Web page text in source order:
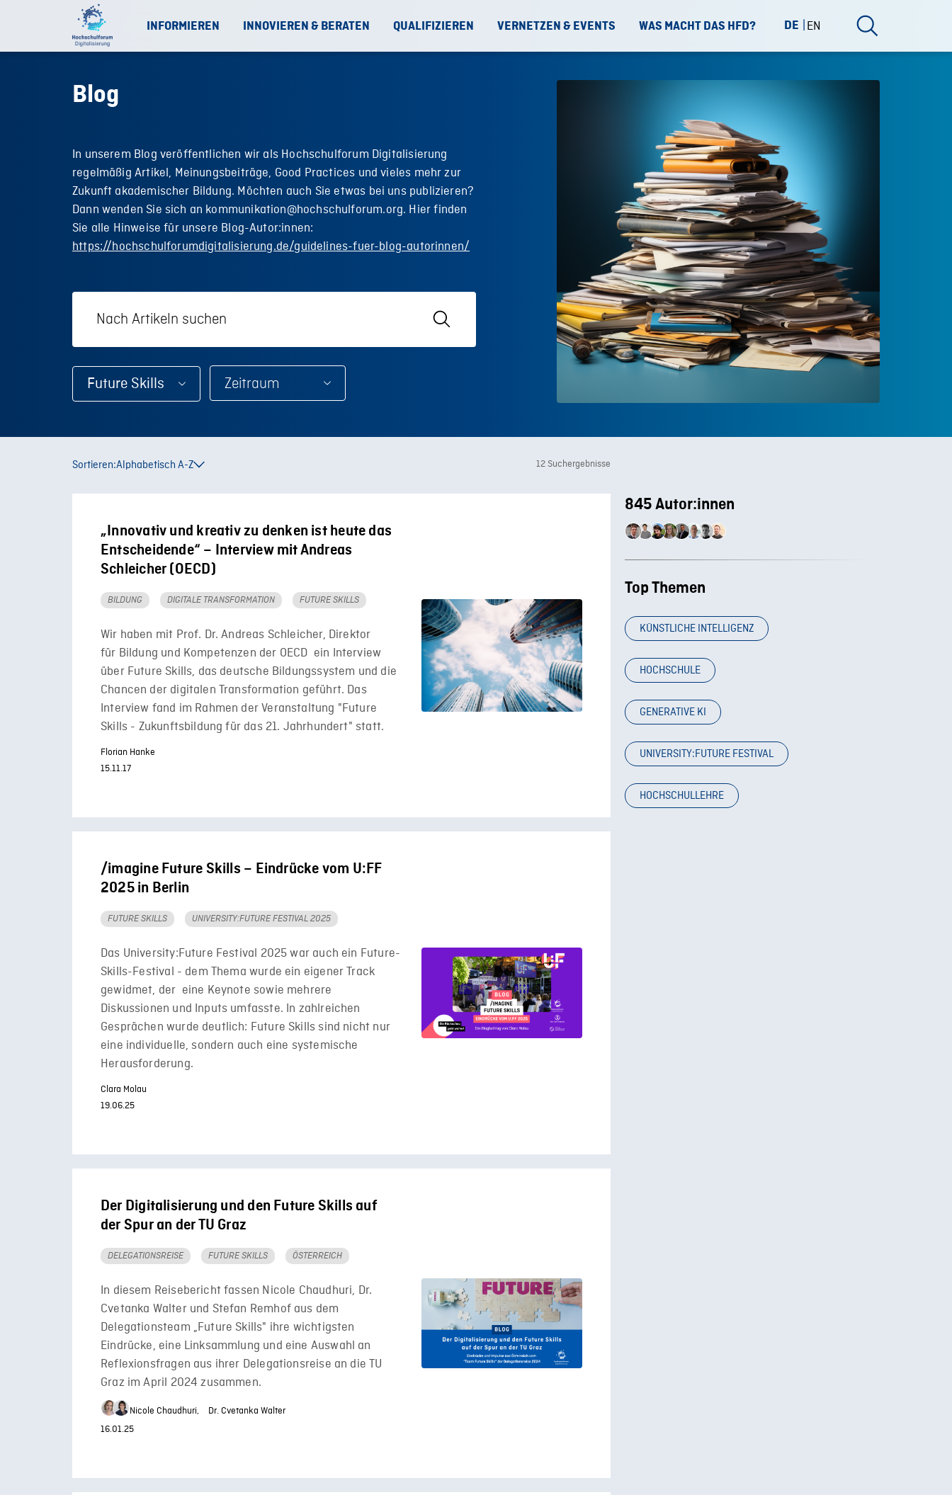
INFORMIEREN INNOVIEREN & BERATEN QUALIFIZIEREN VERNETZEN & EVENTS WAS MACHT DAS HFD? DE EN
Blog
In unserem Blog veröffentlichen wir als Hochschulforum Digitalisierung
regelmäßig Artikel, Meinungsbeiträge, Good Practices und vieles mehr zur
Zukunft akademischer Bildung. Möchten auch Sie etwas bei uns publizieren?
Dann wenden Sie sich an kommunikation@hochschulforum.org. Hier finden
Sie alle Hinweise für unsere Blog-Autor:innen:
https://hochschulforumdigitalisierung.de/guidelines-fuer-blog-autorinnen/
Future Skills
Sortieren:Alphabetisch A-Z 12 Suchergebnisse
„Innovativ und kreativ zu denken ist heute das
Entscheidende“ – Interview mit Andreas
Schleicher (OECD)
BILDUNG DIGITALE TRANSFORMATION FUTURE SKILLS
Wir haben mit Prof. Dr. Andreas Schleicher, Direktor
für Bildung und Kompetenzen der OECD ein Interview
über Future Skills, das deutsche Bildungssystem und die
Chancen der digitalen Transformation geführt. Das
Interview fand im Rahmen der Veranstaltung "Future
Skills - Zukunftsbildung für das 21. Jahrhundert" statt.
Florian Hanke
15.11.17
/imagine Future Skills – Eindrücke vom U:FF
2025 in Berlin
FUTURE SKILLS UNIVERSITY:FUTURE FESTIVAL 2025
Das University:Future Festival 2025 war auch ein Future-
Skills-Festival - dem Thema wurde ein eigener Track
gewidmet, der eine Keynote sowie mehrere
Diskussionen und Inputs umfasste. In zahlreichen
Gesprächen wurde deutlich: Future Skills sind nicht nur
eine individuelle, sondern auch eine systemische
Herausforderung.
Clara Molau
19.06.25
Der Digitalisierung und den Future Skills auf
der Spur an der TU Graz
DELEGATIONSREISE FUTURE SKILLS ÖSTERREICH
In diesem Reisebericht fassen Nicole Chaudhuri, Dr.
Cvetanka Walter und Stefan Remhof aus dem
Delegationsteam „Future Skills" ihre wichtigsten
Eindrücke, eine Linksammlung und eine Auswahl an
Reflexionsfragen aus ihrer Delegationsreise an die TU
Graz im April 2024 zusammen.
Nicole Chaudhuri,
Dr. Cvetanka Walter
16.01.25
845 Autor:innen
Top Themen
KÜNSTLICHE INTELLIGENZ
HOCHSCHULE
GENERATIVE KI
UNIVERSITY:FUTURE FESTIVAL
HOCHSCHULLEHRE